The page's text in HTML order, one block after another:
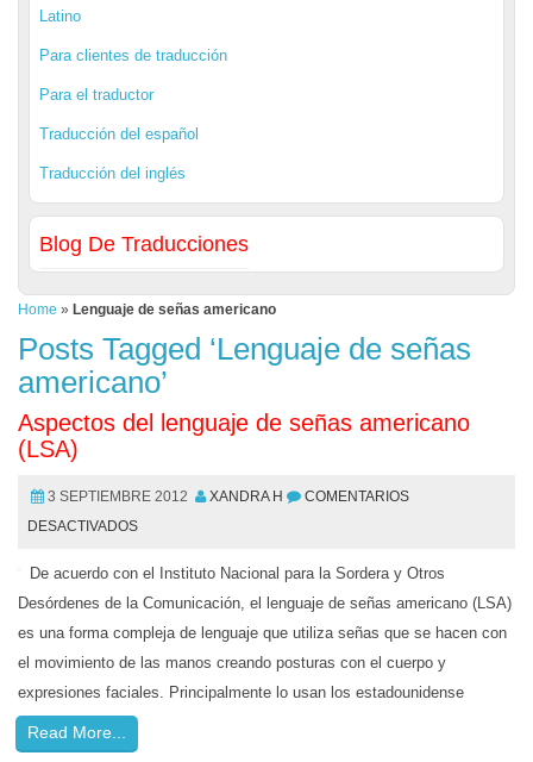
Latino
Para clientes de traducción
Para el traductor
Traducción del español
Traducción del inglés
Blog De Traducciones
Home » Lenguaje de señas americano
Posts Tagged ‘Lenguaje de señas
americano’
Aspectos del lenguaje de señas americano
(LSA)
3 SEPTIEMBRE 2012 XANDRA H
COMENTARIOS
DESACTIVADOS
De acuerdo con el Instituto Nacional para la Sordera y Otros
Desórdenes de la Comunicación, el lenguaje de señas americano (LSA)
es una forma compleja de lenguaje que utiliza señas que se hacen con
el movimiento de las manos creando posturas con el cuerpo y
expresiones faciales. Principalmente lo usan los estadounidense
Read More...